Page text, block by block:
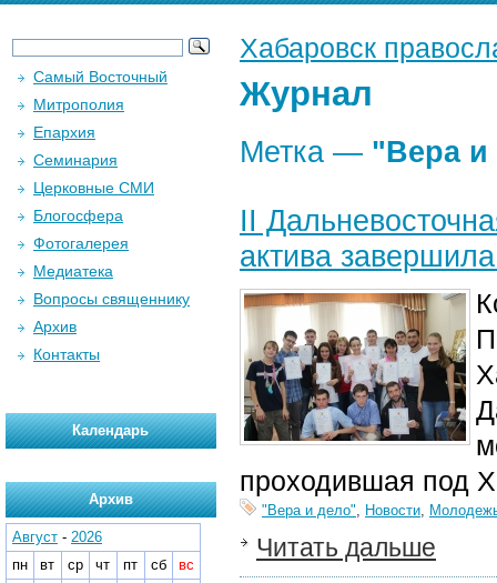
Хабаровск
Журнал
Метка — "Вера и
II
актива
проходившая под
"Вера и дело", Новости,
Читать дальше
Самый Восточный
Митрополия
Епархия
Семинария
Церковные СМИ
Блогосфера
Фотогалерея
Медиатека
Вопросы священнику
Архив
Контакты
Календарь
Архив
Август - 2026
пн
вт ср чт пт сб
вс